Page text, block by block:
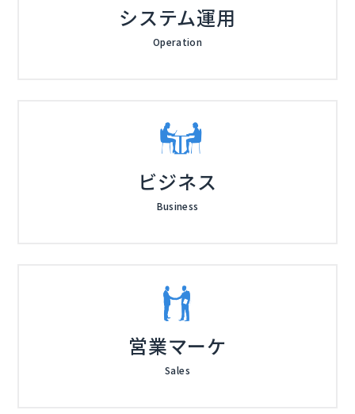
システム運用
Operation
ビジネス
Business
営業マーケ
Sales